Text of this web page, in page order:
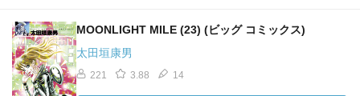
MOONLIGHT MILE (23) (ビッグ コミックス)
太田垣康男
221 3.88 14